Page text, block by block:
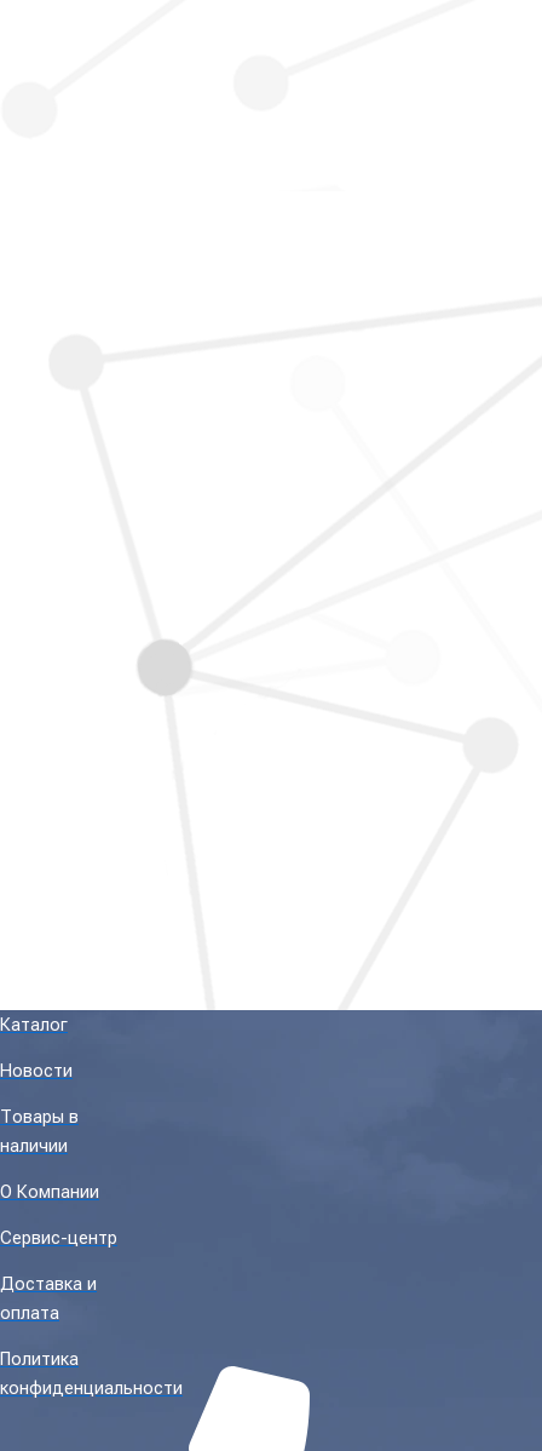
Каталог
Новости
Товары в
наличии
О Компании
Сервис-центр
Доставка и
оплата
Политика
конфиденциальности